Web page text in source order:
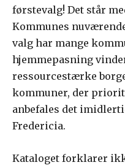
førstevalg! Det står
Kommunes
valg har mange
hjemmepasning
ressourcestærke
kommuner, der
anbefales det
Fredericia.
Kataloget forklarer